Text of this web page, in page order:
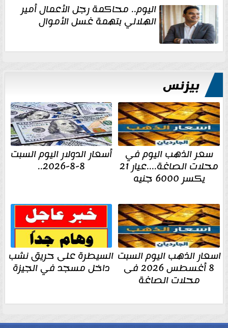
اليوم.. محاكمة رجل الأعمال أمير
الهلالي بتهمة غسل الأموال
بيزنس
سعر الذهب اليوم في
محلات الصاغة....عيار 21
يكسر 6000 جنيه
أسعار الدولار اليوم السبت
8-8-2026..
اسعار الذهب اليوم السبت
8 أغسطس 2026 فى
محلات الصاغة
السيطرة على حريق نشب
داخل مسجد في الجيزة